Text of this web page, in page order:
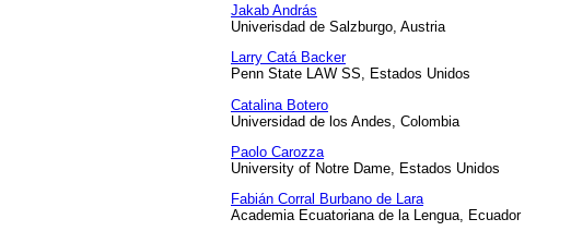
Jakab András
Univerisdad de Salzburgo, Austria
Larry Catá Backer
Penn State LAW SS, Estados Unidos
Catalina Botero
Universidad de los Andes, Colombia
Paolo Carozza
University of Notre Dame, Estados Unidos
Fabián Corral Burbano de Lara
Academia Ecuatoriana de la Lengua, Ecuador